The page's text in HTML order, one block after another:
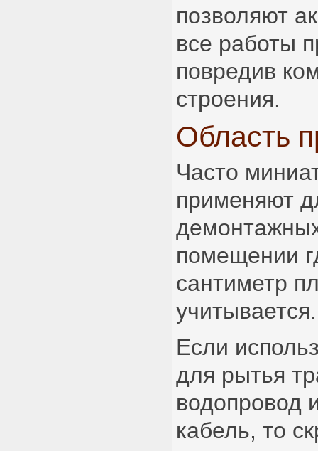
позволяют
все работы
повредив
строения.
Область
Часто
применяют
помещении
сантиметр
учитывается.
Если
для рытья
водопровод
кабель, то